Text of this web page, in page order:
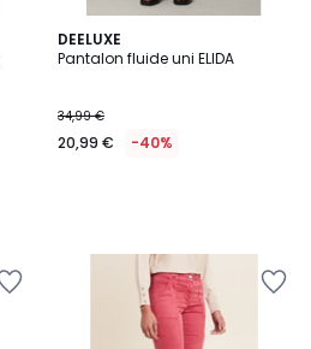
DEELUXE
Pantalon fluide uni ELIDA
34,99 €
20,99 € -40%